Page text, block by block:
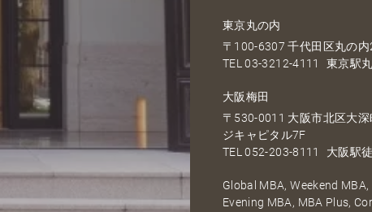
東京丸の内
〒100-6307 千代田区丸の
TEL03-3212-4111 東京駅
大阪梅田
〒530-0011 大阪市北区大
ジキャピタル7F
TEL052-203-8111 大阪駅
Global MBA, Weekend
Evening MBA, MBA Plus,